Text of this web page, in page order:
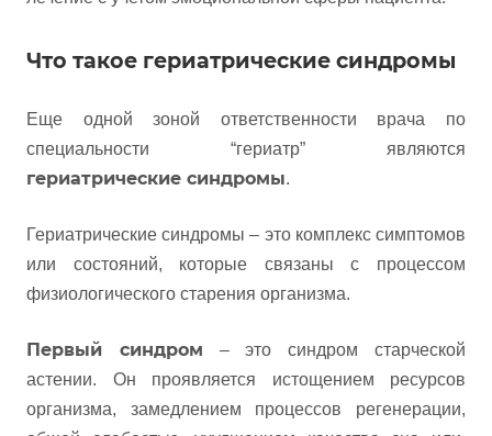
Что такое гериатрические синдромы
Еще одной зоной ответственности врача по
специальности “гериатр” являются
гериатрические синдромы.
Гериатрические синдромы – это комплекс симптомов
или состояний, которые связаны с процессом
физиологического старения организма.
Первый синдром – это синдром старческой
астении. Он проявляется истощением ресурсов
организма, замедлением процессов регенерации,